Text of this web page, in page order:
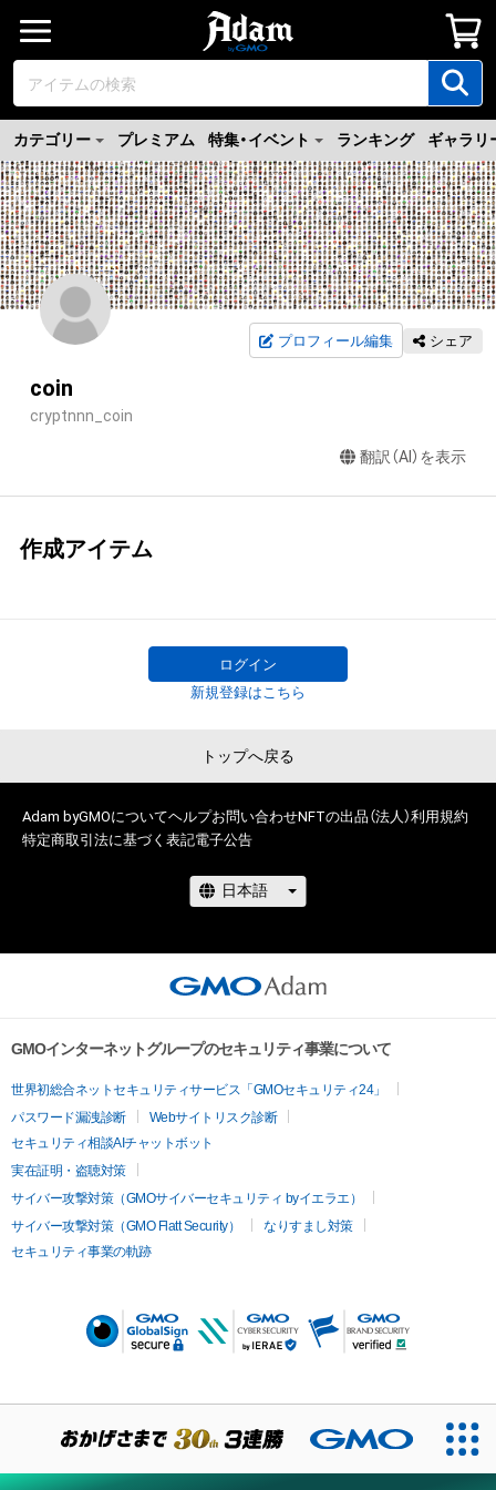
カテゴリー プレミアム 特集・イベント ランキング ギャラリ
プロフィール編集 シェア
coin
cryptnnn_coin
翻訳（AI）を表示
作成アイテム
ログイン
新規登録はこちら
トップへ戻る
Adam byGMOについてヘルプお問い合わせNFTの出品（法人）利用規約
特定商取引法に基づく表記電子公告
GMOインターネットグループのセキュリティ事業について
世界初総合ネットセキュリティサービス「GMOセキュリティ24」
パスワード漏洩診断
Webサイトリスク診断
セキュリティ相談AIチャットボット
実在証明・盗聴対策
サイバー攻撃対策（GMOサイバーセキュリティ byイエラエ）
サイバー攻撃対策（GMO Flatt Security）
なりすまし対策
セキュリティ事業の軌跡